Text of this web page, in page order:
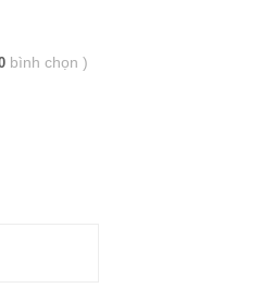
bình chọn )